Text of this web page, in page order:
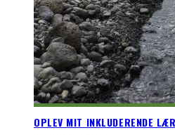
OPLEV MIT INKLUDERENDE